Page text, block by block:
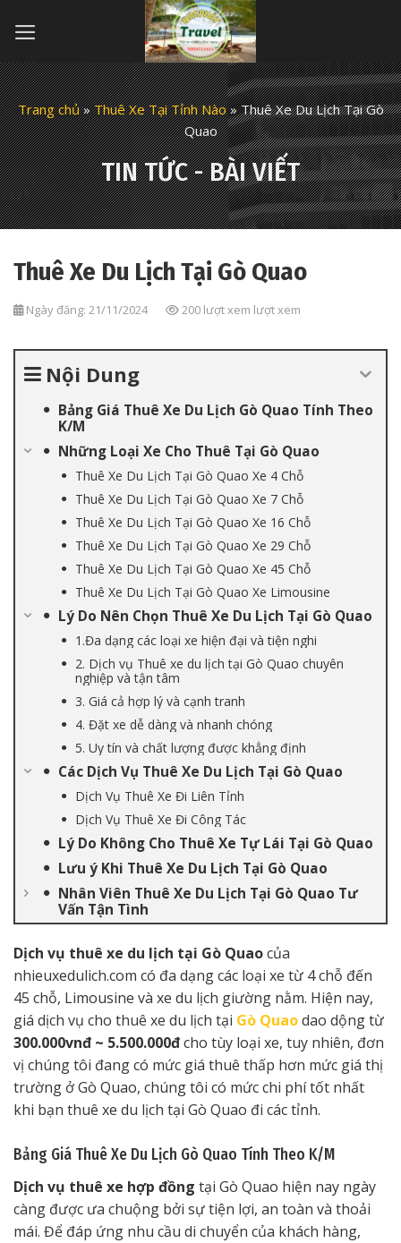
Trang chủ»Thuê Xe Tại Tỉnh Nào»Thuê Xe Du Lịch Tại Gò
Quao
TIN TỨC - BÀI VIẾT
Thuê Xe Du Lịch Tại Gò Quao
Ngày đăng: 21/11/2024 200 lượt xem lượt xem
Nội Dung
Bảng Giá Thuê Xe Du Lịch Gò Quao Tính Theo
K/M
Những Loại Xe Cho Thuê Tại Gò Quao
Thuê Xe Du Lịch Tại Gò Quao Xe 4 Chỗ
Thuê Xe Du Lịch Tại Gò Quao Xe 7 Chỗ
Thuê Xe Du Lịch Tại Gò Quao Xe 16 Chỗ
Thuê Xe Du Lịch Tại Gò Quao Xe 29 Chỗ
Thuê Xe Du Lịch Tại Gò Quao Xe 45 Chỗ
Thuê Xe Du Lịch Tại Gò Quao Xe Limousine
Lý Do Nên Chọn Thuê Xe Du Lịch Tại Gò Quao
1.Đa dạng các loại xe hiện đại và tiện nghi
2. Dịch vụ Thuê xe du lịch tại Gò Quao chuyên
nghiệp và tận tâm
3. Giá cả hợp lý và cạnh tranh
4. Đặt xe dễ dàng và nhanh chóng
5. Uy tín và chất lượng được khẳng định
Các Dịch Vụ Thuê Xe Du Lịch Tại Gò Quao
Dịch Vụ Thuê Xe Đi Liên Tỉnh
Dịch Vụ Thuê Xe Đi Công Tác
Lý Do Không Cho Thuê Xe Tự Lái Tại Gò Quao
Lưu ý Khi Thuê Xe Du Lịch Tại Gò Quao
Nhân Viên Thuê Xe Du Lịch Tại Gò Quao Tư
Vấn Tận Tình
Dịch vụ thuê xe du lịch tại Gò Quaocủa
nhieuxedulich.com có đa dạng các loại xe từ 4 chỗ đến
45 chỗ, Limousine và xe du lịch giường nằm. Hiện nay,
giá dịch vụ cho thuê xe du lịch tại Gò Quaodao dộng từ
300.000vnđ ~ 5.500.000đcho tùy loại xe, tuy nhiên, đơn
vị chúng tôi đang có mức giá thuê thấp hơn mức giá thị
trường ở Gò Quao, chúng tôi có mức chi phí tốt nhất
khi bạn thuê xe du lịch tại Gò Quao đi các tỉnh.
Bảng Giá Thuê Xe Du Lịch Gò Quao Tính Theo K/M
Dịch vụ thuê xe hợp đồng tại Gò Quao hiện nay ngày
càng được ưa chuộng bởi sự tiện lợi, an toàn và thoải
mái. Để đáp ứng nhu cầu di chuyển của khách hàng,